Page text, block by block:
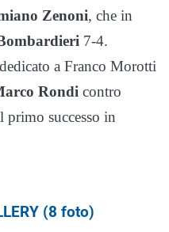
Zenoni, che in
7-4.
a Franco Morotti
Rondi contro
primo successo in
(8 foto)